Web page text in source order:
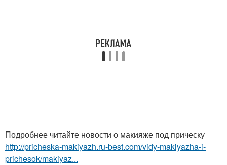
Подробнее читайте новости о макияже под прическу
http://pricheska-makiyazh.ru-best.com/vidy-makiyazha-i-
prichesok/makiyaz...